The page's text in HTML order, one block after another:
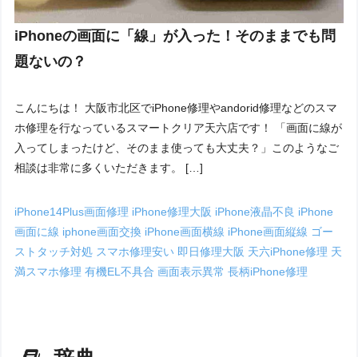
iPhoneの画面に「線」が入った！そのままでも問
題ないの？
こんにちは！ 大阪市北区でiPhone修理やandorid修理などのスマ
ホ修理を行なっているスマートクリア天六店です！ 「画面に線が
入ってしまったけど、そのまま使っても大丈夫？」このようなご
相談は非常に多くいただきます。 […]
iPhone14Plus画面修理 iPhone修理大阪 iPhone液晶不良 iPhone
画面に線 iphone画面交換 iPhone画面横線 iPhone画面縦線 ゴー
ストタッチ対処 スマホ修理安い 即日修理大阪 天六iPhone修理 天
満スマホ修理有機EL不具合画面表示異常長柄iPhone修理